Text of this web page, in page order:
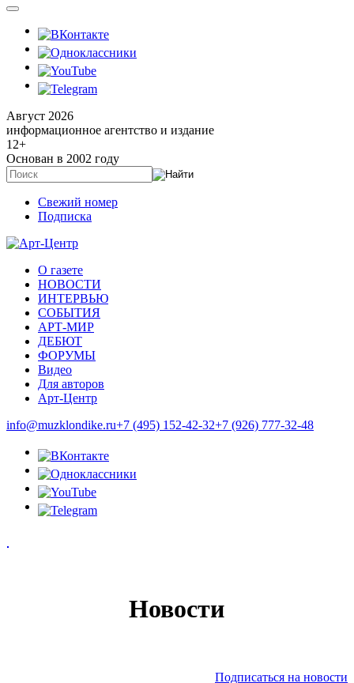
Август 2026
информационное агентство и издание
12+
Основан в 2002 году
Свежий номер
Подписка
О газете
НОВОСТИ
ИНТЕРВЬЮ
СОБЫТИЯ
АРТ-МИР
ДЕБЮТ
ФОРУМЫ
Видео
Для авторов
Арт-Центр
info@muzklondike.ru+7 (495) 152-42-32+7 (926) 777-32-48
Новости
Подписаться на новости